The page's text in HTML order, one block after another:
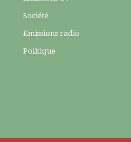
Société
Emissions radio
Politique